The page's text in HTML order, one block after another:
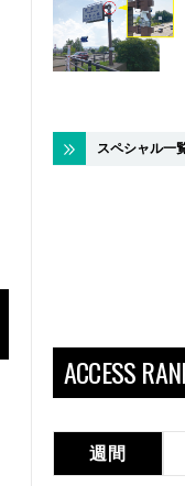
スペシャル一
ACCESS
週間